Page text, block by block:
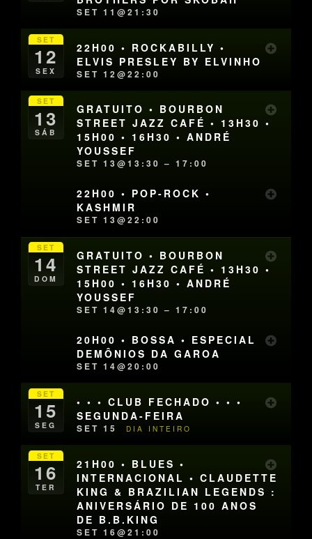
SET 11@21:30
SET
12
SEX
22H00 • ROCKABILLY •
ELVIS PRESLEY BY ELVINHO
SET 12@22:00
SET
13
SÁB
GRATUITO • BOURBON
STREET JAZZ CAFÉ • 13H30 •
15H00 • 16H30 • ANDRÉ
YOUSSEF
SET 13@13:30 – 17:00
22H00 • POP-ROCK •
KASHMIR
SET 13@22:00
SET
14
DOM
GRATUITO • BOURBON
STREET JAZZ CAFÉ • 13H30 •
15H00 • 16H30 • ANDRÉ
YOUSSEF
SET 14@13:30 – 17:00
20H00 • BOSSA • ESPECIAL
DEMÔNIOS DA GAROA
SET 14@20:00
SET
15
SEG
• • • CLUB FECHADO • • •
SEGUNDA-FEIRA
SET 15 DIA INTEIRO
SET
16
TER
21H00 • BLUES •
INTERNACIONAL • CLAUDETTE
KING & BRAZILIAN LEGENDS :
ANIVERSÁRIO DE 100 ANOS
DE B.B.KING
SET 16@21:00